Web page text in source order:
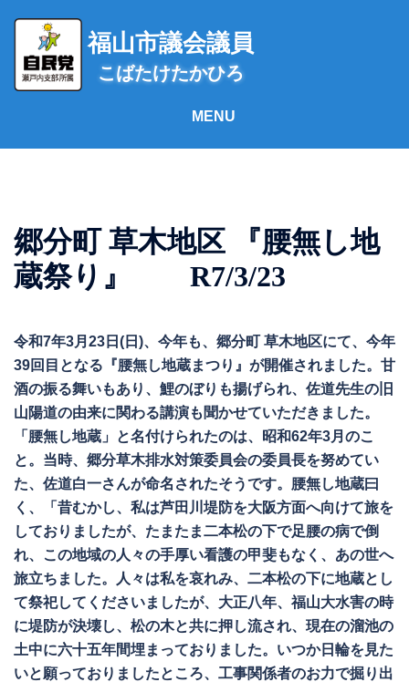
ス
福山市議会議員
こばたけたかひろ
郷分町 草木地区 『腰無し地
蔵祭り』 R7/3/23
令和7年3月23日(日)、今年も、郷分町 草木地区にて、今年
39回目となる『腰無し地蔵まつり』が開催されました。甘
酒の振る舞いもあり、鯉のぼりも揚げられ、佐道先生の旧
山陽道の由来に関わる講演も聞かせていただきました。
「腰無し地蔵」と名付けられたのは、昭和62年3月のこ
と。当時、郷分草木排水対策委員会の委員長を努めてい
た、佐道白一さんが命名されたそうです。腰無し地蔵曰
く、「昔むかし、私は芦田川堤防を大阪方面へ向けて旅を
しておりましたが、たまたま二本松の下で足腰の病で倒
れ、この地域の人々の手厚い看護の甲斐もなく、あの世へ
旅立ちました。人々は私を哀れみ、二本松の下に地蔵とし
て祭祀してくださいましたが、大正八年、福山大水害の時
に堤防が決壊し、松の木と共に押し流され、現在の溜池の
土中に六十五年間埋まっておりました。いつか日輪を見た
いと願っておりましたところ、工事関係者のお力で掘り出